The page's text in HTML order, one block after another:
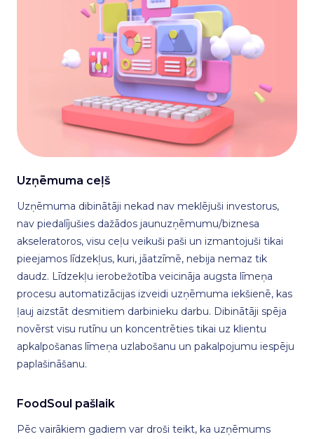
Uzņēmuma ceļš
Uzņēmuma dibinātāji nekad nav meklējuši investorus,
nav piedalījušies dažādos jaunuzņēmumu/biznesa
akseleratoros, visu ceļu veikuši paši un izmantojuši tikai
pieejamos līdzekļus, kuri, jāatzīmē, nebija nemaz tik
daudz. Līdzekļu ierobežotība veicināja augsta līmeņa
procesu automatizācijas izveidi uzņēmuma iekšienē, kas
ļauj aizstāt desmitiem darbinieku darbu. Dibinātāji spēja
novērst visu rutīnu un koncentrēties tikai uz klientu
apkalpošanas līmeņa uzlabošanu un pakalpojumu iespēju
paplašināšanu.
FoodSoul pašlaik
Pēc vairākiem gadiem var droši teikt, ka uzņēmums